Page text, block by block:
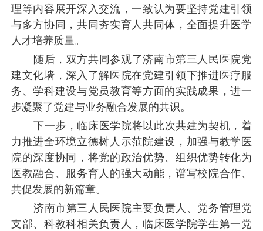
理等内容展开深入交流，一致认为要坚持党建引领
与多方协同，共同夯实育人共同体，全面提升医学
人才培养质量。
随后，双方共同参观了济南市第三人民医院党
建文化墙，深入了解医院在党建引领下推进医疗服
务、学科建设与党员教育等方面的实践成果，进一
步凝聚了党建与业务融合发展的共识。
下一步，临床医学院将以此次共建为契机，着
力推进全环境立德树人示范院建设，加强与教学医
院的深度协同，将党的政治优势、组织优势转化为
医教融合、服务育人的强大动能，谱写校院合作、
共促发展的新篇章。
济南市第三人民医院主要负责人、党务管理党
支部、科教科相关负责人，临床医学院学生第一党